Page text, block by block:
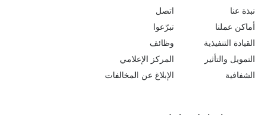
e
a
r
n
نبذة عنا
أماكن عملنا
القيادة التنفيذية
التمويل والتأثير
الشفافية
o
b
e
y
اتصل
تبرّعوا
وظائف
المركز الإعلامي
الإبلاغ عن المخالفات